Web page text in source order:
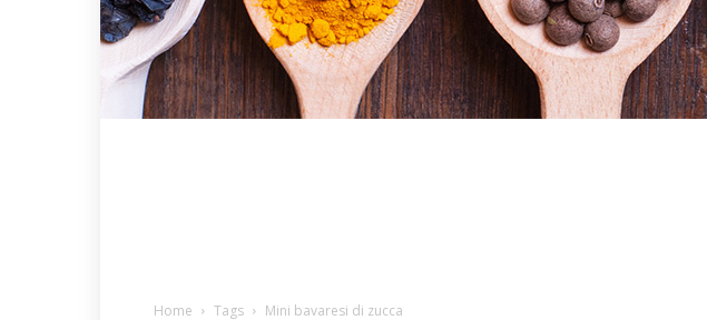
Home Tags Mini bavaresi di zucca